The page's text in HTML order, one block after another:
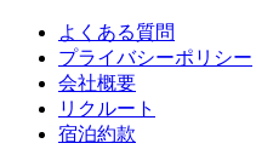
よくある質問
プライバシーポリシー
会社概要
リクルート
宿泊約款